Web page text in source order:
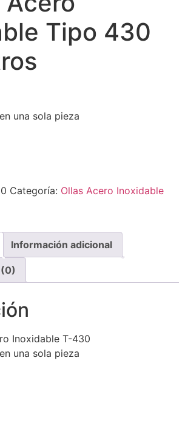
Tipo 430
una sola pieza
Categoría: Ollas Acero Inoxidable
Información adicional
Inoxidable T-430
una sola pieza